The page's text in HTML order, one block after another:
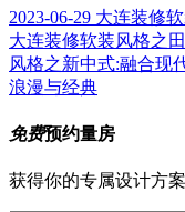
2023-06-29 大连装修
大连装修软装风格之
风格之新中式:融合现
浪漫与经典
免费预约量房
获得你的专属设计方案